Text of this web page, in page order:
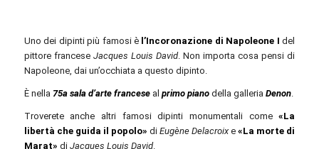
Uno dei dipinti più famosi è l’Incoronazione di Napoleone I del
pittore francese Jacques Louis David. Non importa cosa pensi di
Napoleone, dai un’occhiata a questo dipinto.
È nella 75a sala d’arte franceseal primo pianodella galleria Denon.
Troverete anche altri famosi dipinti monumentali come«La
libertà che guida il popolo» diEugène Delacroixe«La morte di
Marat» di Jacques Louis David.